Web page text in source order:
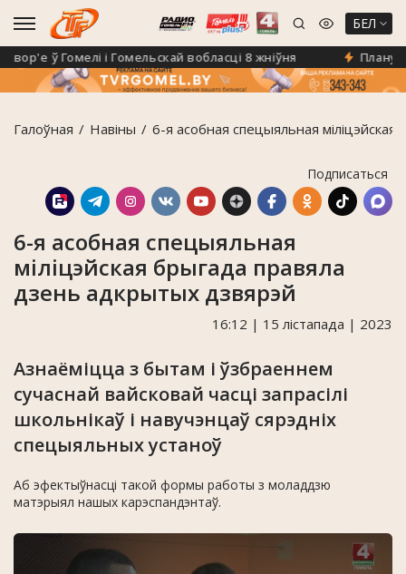
БЕЛ
ў Гомелі і Гомельскай вобласці 8 жніўня Плануеце
Галоўная Навiны 6-я асобная спецыяльная
Подписаться
6-я асобная спецыяльная
міліцэйская брыгада правяла
дзень адкрытых дзвярэй
16:12 | 15 лістапада | 2023
Азнаёміцца з бытам і ўзбраеннем
сучаснай вайсковай часці запрасілі
школьнікаў і навучэнцаў сярэдніх
спецыяльных устаноў
Аб эфектыўнасці такой формы работы з моладдзю
матэрыял нашых карэспандэнтаў.